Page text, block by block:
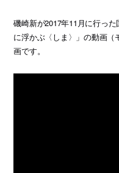
磯崎新が2017年11月に行っ
に浮かぶ〈しま〉」の動画
画です。